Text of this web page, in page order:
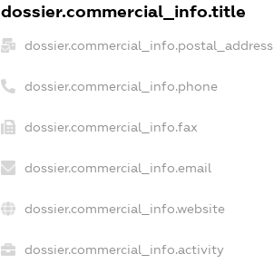
dossier.commercial_info.title
dossier.commercial_info.postal_address
dossier.commercial_info.phone
dossier.commercial_info.fax
dossier.commercial_info.email
dossier.commercial_info.website
dossier.commercial_info.activity